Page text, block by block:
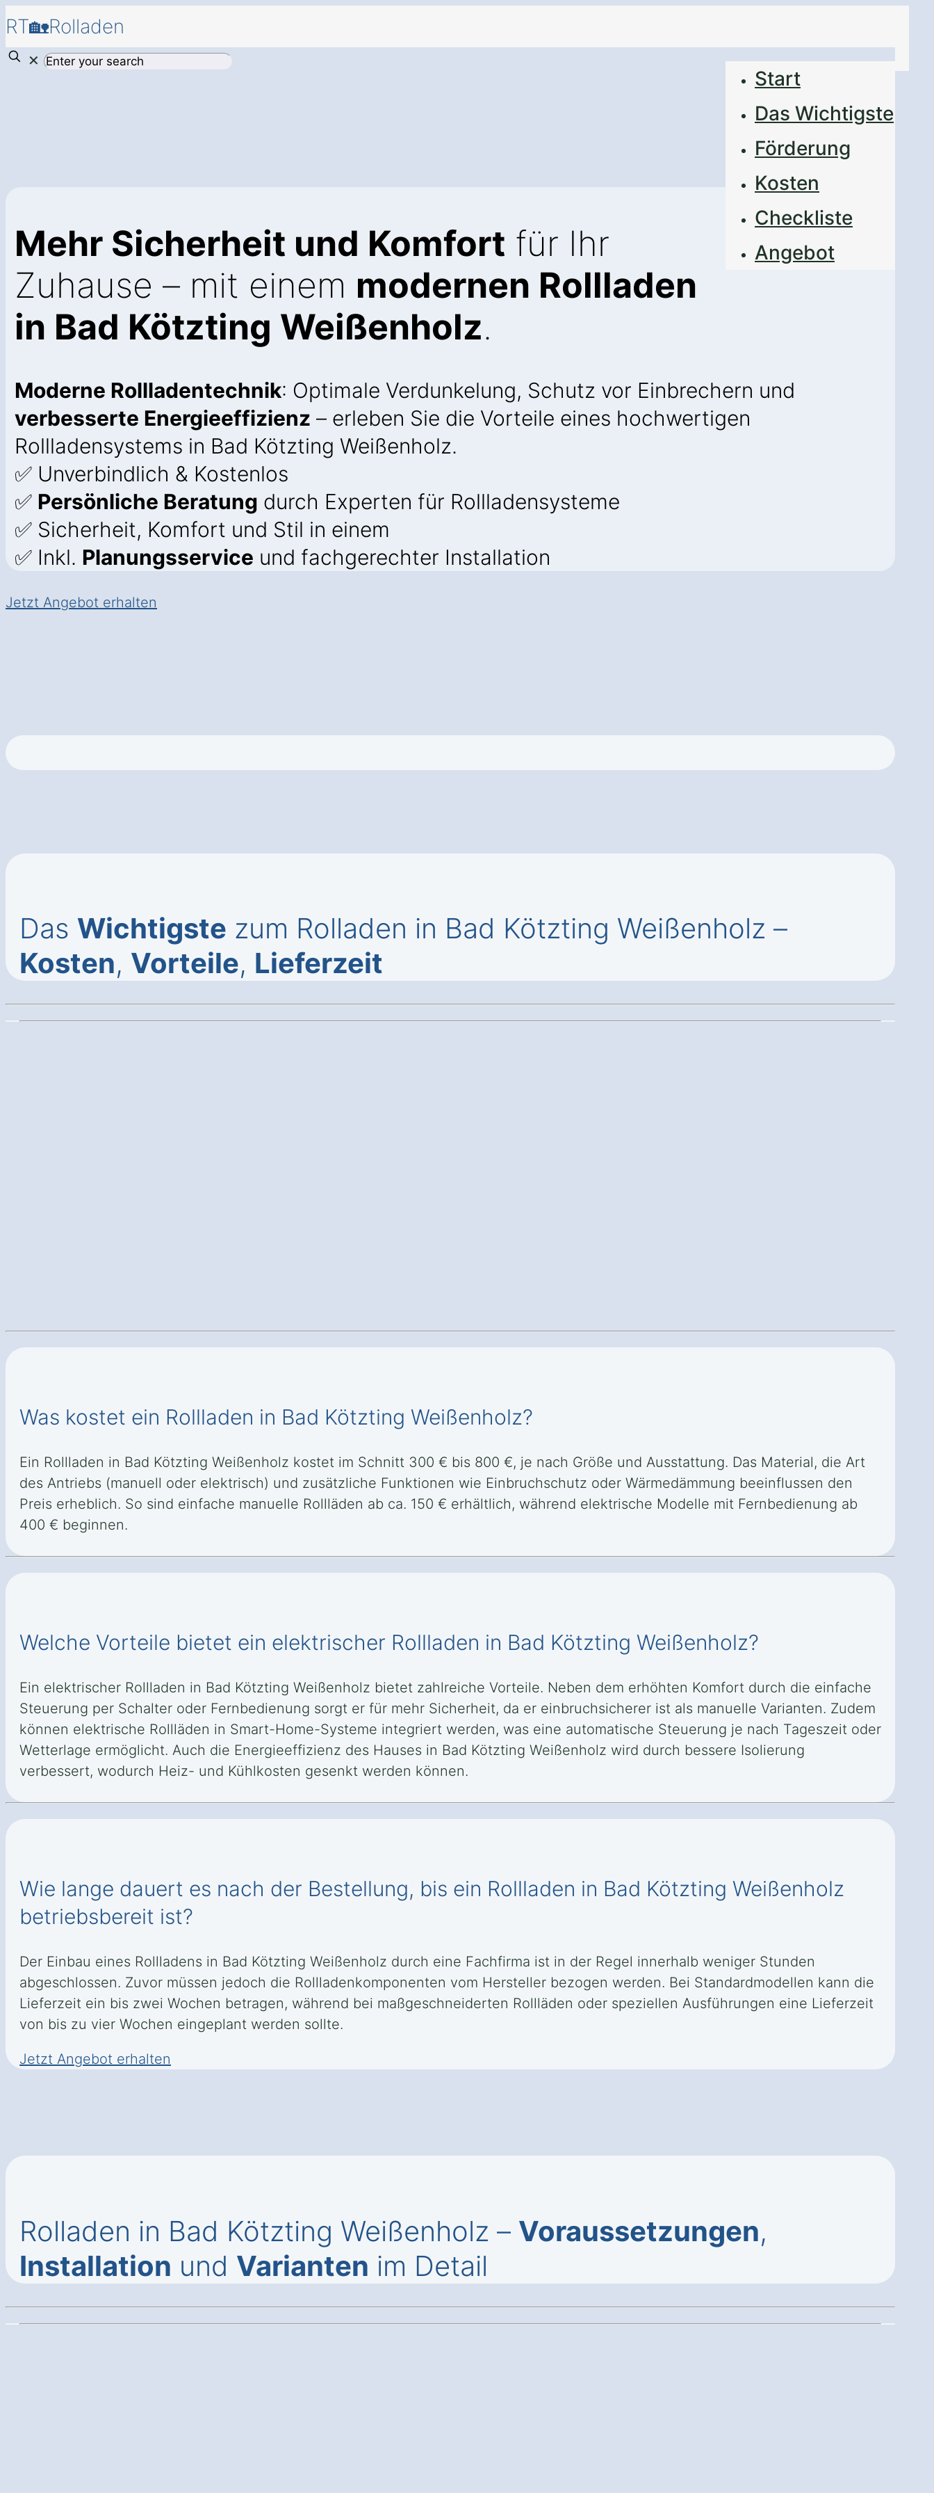
RT🏡Rolladen
Start
Das Wichtigste
Förderung
Kosten
Checkliste
Angebot
✕
Mehr Sicherheit und Komfort für Ihr
Zuhause – mit einem modernen Rollladen
in Bad Kötzting Weißenholz.
Moderne Rollladentechnik: Optimale Verdunkelung, Schutz vor Einbrechern und
verbesserte Energieeffizienz – erleben Sie die Vorteile eines hochwertigen
Rollladensystems in Bad Kötzting Weißenholz.
✅ Unverbindlich & Kostenlos
✅ Persönliche Beratung durch Experten für Rollladensysteme
✅ Sicherheit, Komfort und Stil in einem
✅ Inkl. Planungsservice und fachgerechter Installation
Jetzt Angebot erhalten
Das Wichtigste zum Rolladen in Bad Kötzting Weißenholz –
Kosten, Vorteile, Lieferzeit
Was kostet ein Rollladen in Bad Kötzting Weißenholz?
Ein Rollladen in Bad Kötzting Weißenholz kostet im Schnitt 300 € bis 800 €, je nach Größe und Ausstattung. Das Material, die Art
des Antriebs (manuell oder elektrisch) und zusätzliche Funktionen wie Einbruchschutz oder Wärmedämmung beeinflussen den
Preis erheblich. So sind einfache manuelle Rollläden ab ca. 150 € erhältlich, während elektrische Modelle mit Fernbedienung ab
400 € beginnen.
Welche Vorteile bietet ein elektrischer Rollladen in Bad Kötzting Weißenholz?
Ein elektrischer Rollladen in Bad Kötzting Weißenholz bietet zahlreiche Vorteile. Neben dem erhöhten Komfort durch die einfache
Steuerung per Schalter oder Fernbedienung sorgt er für mehr Sicherheit, da er einbruchsicherer ist als manuelle Varianten. Zudem
können elektrische Rollläden in Smart-Home-Systeme integriert werden, was eine automatische Steuerung je nach Tageszeit oder
Wetterlage ermöglicht. Auch die Energieeffizienz des Hauses in Bad Kötzting Weißenholz wird durch bessere Isolierung
verbessert, wodurch Heiz- und Kühlkosten gesenkt werden können.
Wie lange dauert es nach der Bestellung, bis ein Rollladen in Bad Kötzting Weißenholz
betriebsbereit ist?
Der Einbau eines Rollladens in Bad Kötzting Weißenholz durch eine Fachfirma ist in der Regel innerhalb weniger Stunden
abgeschlossen. Zuvor müssen jedoch die Rollladenkomponenten vom Hersteller bezogen werden. Bei Standardmodellen kann die
Lieferzeit ein bis zwei Wochen betragen, während bei maßgeschneiderten Rollläden oder speziellen Ausführungen eine Lieferzeit
von bis zu vier Wochen eingeplant werden sollte.
Jetzt Angebot erhalten
Rolladen in Bad Kötzting Weißenholz – Voraussetzungen,
Installation und Varianten im Detail